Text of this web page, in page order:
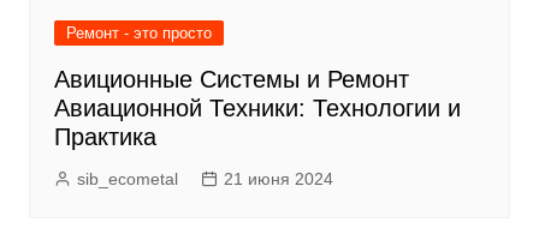
Ремонт - это просто
Авиционные Системы и Ремонт
Авиационной Техники: Технологии и
Практика
sib_ecometal 21 июня 2024